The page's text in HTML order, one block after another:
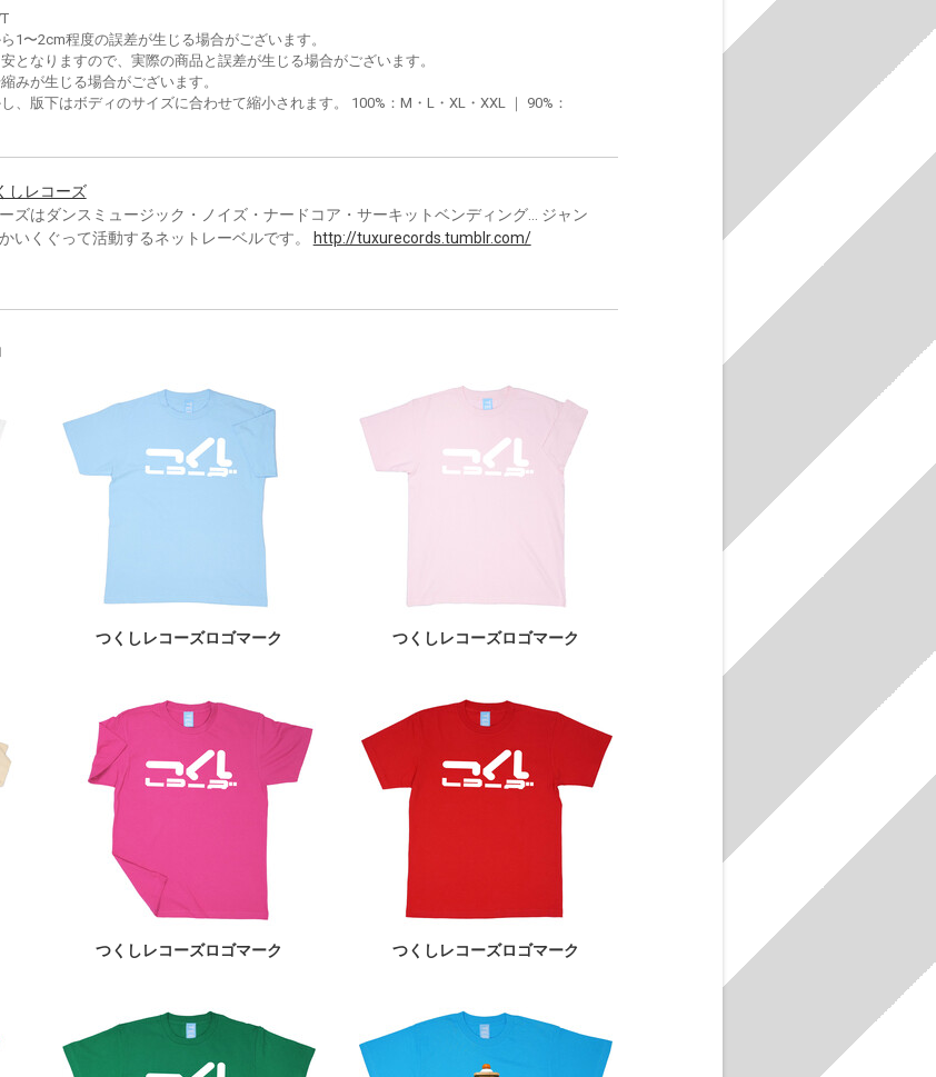
1〜2cm程度の誤差が生じる場合がございます。
となりますので、実際の商品と誤差が生じる場合がございます。
みが生じる場合がございます。
、版下はボディのサイズに合わせて縮小されます。 100%：M・L・XL・XXL ｜ 90%：
しレコーズ
ズはダンスミュージック・ノイズ・ナードコア・サーキットベンディング… ジャン
いくぐって活動するネットレーベルです。
http://tuxurecords.tumblr.com/
つくしレコーズロゴマーク つくしレコーズロゴマーク
つくしレコーズロゴマーク つくしレコーズロゴマーク